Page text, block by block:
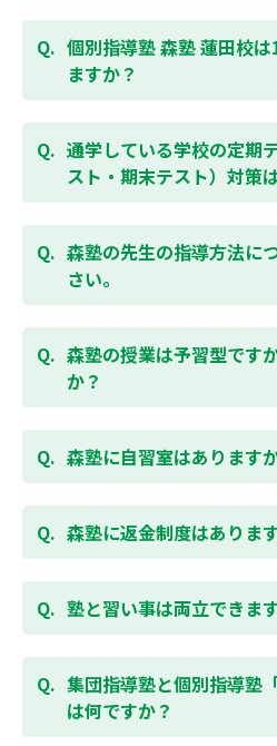
個別指導塾 森塾 蓮田校では
生のコースがあり、それぞ
プを目的としたコースとな
学生用の英検®対策や、基礎
は校舎にお問合わせください
お問合わせはこちら
個別指導塾 森塾 蓮田校
ますか？
はい、1教科、週1日から受
勉強できる習慣をつけるた
受講をおすすめしておりま
ください。
ご相談（お問合わせ）はこち
通学している学校の定期
スト・期末テスト）対策
お子様お一人おひとりの学
せて授業をすすめますので
ます。森塾では、テスト直
て、テスト対策授業の追加が
ど）も可能です。 普段忙し
科目も、テスト前に集中し
森塾の先生の指導方法に
さい。
「質量ともに日本一」と自
識や教え方を習得した先生
性に合わせて個別指導いた
性を大切にするために、相
森塾の授業は予習型です
か？
春期・夏期等の講習以外で
たところを教える「復習型
のが楽しくなります。
勉強が楽しくなるとテスト
様の成績アップを目指しま
験を！
無料体験はこちら
森塾に自習室はあります
各校舎に完備しています。
空いている時間があれば、
森塾に返金制度はありま
森塾では保護者様に「安心
くために、ご入塾後4回授業
「全額」を返金させていた
しております。
塾と習い事は両立できま
森塾は個別指導ですので、
ることができます。そのた
習い事などと無理なく両立す
集団指導塾と個別指導塾
は何ですか？